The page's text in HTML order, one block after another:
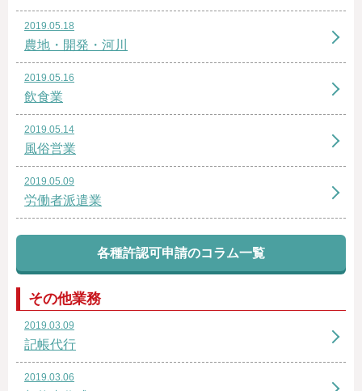
2019.05.18
農地・開発・河川
2019.05.16
飲食業
2019.05.14
風俗営業
2019.05.09
労働者派遣業
各種許認可申請のコラム一覧
その他業務
2019.03.09
記帳代行
2019.03.06